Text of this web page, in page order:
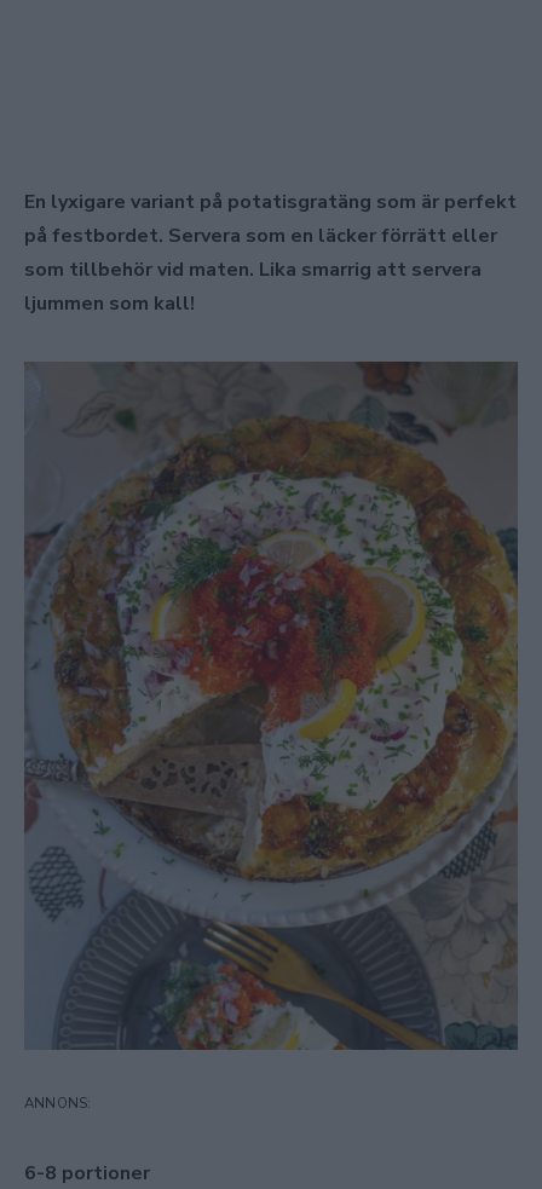
En lyxigare variant på potatisgratäng som är perfekt
på festbordet. Servera som en läcker förrätt eller
som tillbehör vid maten. Lika smarrig att servera
ljummen som kall!
6-8 portioner